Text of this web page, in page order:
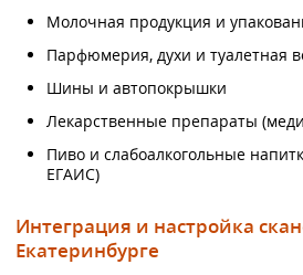
Молочная продукция и
Парфюмерия, духи и туалетная
Шины и автопокрышки
Лекарственные препараты
Пиво и слабоалкогольные
ЕГАИС)
Интеграция и настройка
Екатеринбурге